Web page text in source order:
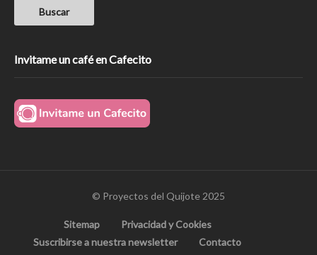
Invitame un café en Cafecito
© Proyectos del Quijote 2025
Sitemap
Privacidad y Cookies
Suscribirse a nuestra newsletter
Contacto